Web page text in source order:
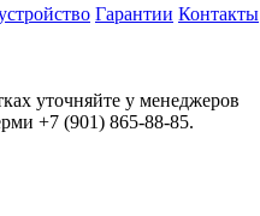
Гарантии Контакты
уточняйте у менеджеров
+7 (901) 865-88-85.